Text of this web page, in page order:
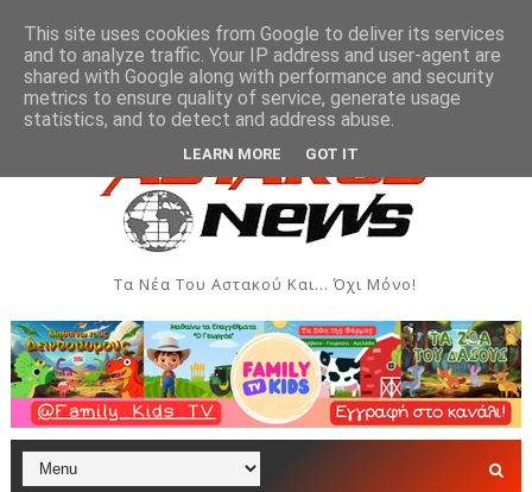
- Αύγουστος 2026 ΑΣΤΑΚΌΣ Όρθρος και Θεία
Τα Νέα Του Αστακού Και... Όχι Μόνο!
This site uses cookies from Google to deliver its services
and to analyze traffic. Your IP address and user-agent are
shared with Google along with performance and security
metrics to ensure quality of service, generate usage
statistics, and to detect and address abuse.
LEARN MORE GOT IT